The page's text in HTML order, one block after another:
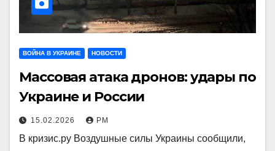
ВОЙНА В УКРАИНЕ НОВОСТИ
Массовая атака дронов: удары по
Украине и России
15.02.2026 РМ
В кризис.ру Воздушные силы Украины сообщили,